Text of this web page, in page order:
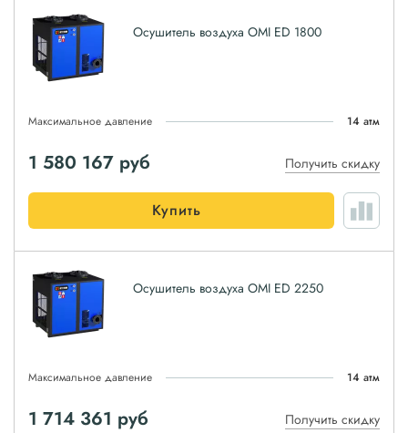
Осушитель воздуха OMI ED 1800
Максимальное давление 14 атм
1 580 167 руб Получить скидку
Купить
Осушитель воздуха OMI ED 2250
Максимальное давление 14 атм
1 714 361 руб Получить скидку